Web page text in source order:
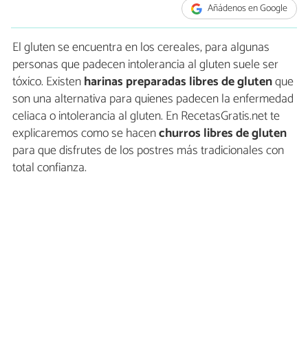
Añádenos en Google
El gluten se encuentra en los cereales, para algunas
personas que padecen intolerancia al gluten suele ser
tóxico. Existenharinas preparadas libres de glutenque
son una alternativa para quienes padecen la enfermedad
celiaca o intolerancia al gluten. En RecetasGratis.net te
explicaremos como se hacenchurros libres de gluten
para que disfrutes de los postres más tradicionales con
total confianza.